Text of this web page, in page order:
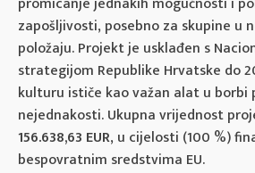
zapošljivosti, posebno za skupine u
položaju. Projekt je usklađen s
strategijom Republike Hrvatske do
kulturu ističe kao važan alat u
nejednakosti. Ukupna vrijednost
156.638,63 EUR, u cijelosti (100 %)
bespovratnim sredstvima EU.